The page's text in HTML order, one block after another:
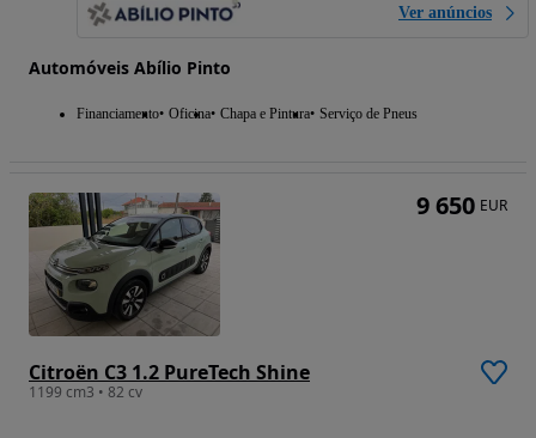
Ver anúncios
Automóveis Abílio Pinto
Financiamento Oficina Chapa e Pintura Serviço de Pneus
Citroën C3 1.2 PureTech Shine
1199 cm3 • 82 cv
9 650 EUR